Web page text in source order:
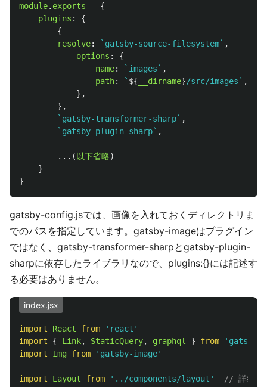
module. exports = {
plugins :
{
{
resolve: `gatsby-source-filesystem` ,
options :
{
name: `images` ,
path: ` ${ __dirname}/src/images` ,
},
},
`gatsby-transformer-sharp` ,
`gatsby-plugin-sharp` ,
...( 以下省略)
}
}
gatsby-config.jsでは、画像を入れておくディレクトリま
でのパスを指定しています。gatsby-imageはプラグイン
ではなく、gatsby-transformer-sharpとgatsby-plugin-
sharpに依存したライブラリなので、plugins:{}には記述す
る必要はありません。
index.jsx
import React from ' react '
import
{ Link, StaticQuery, graphql } from ' gatsby
import
Img from ' gatsby-image'
import Layout from ' ../components/layout ' // 詳細は